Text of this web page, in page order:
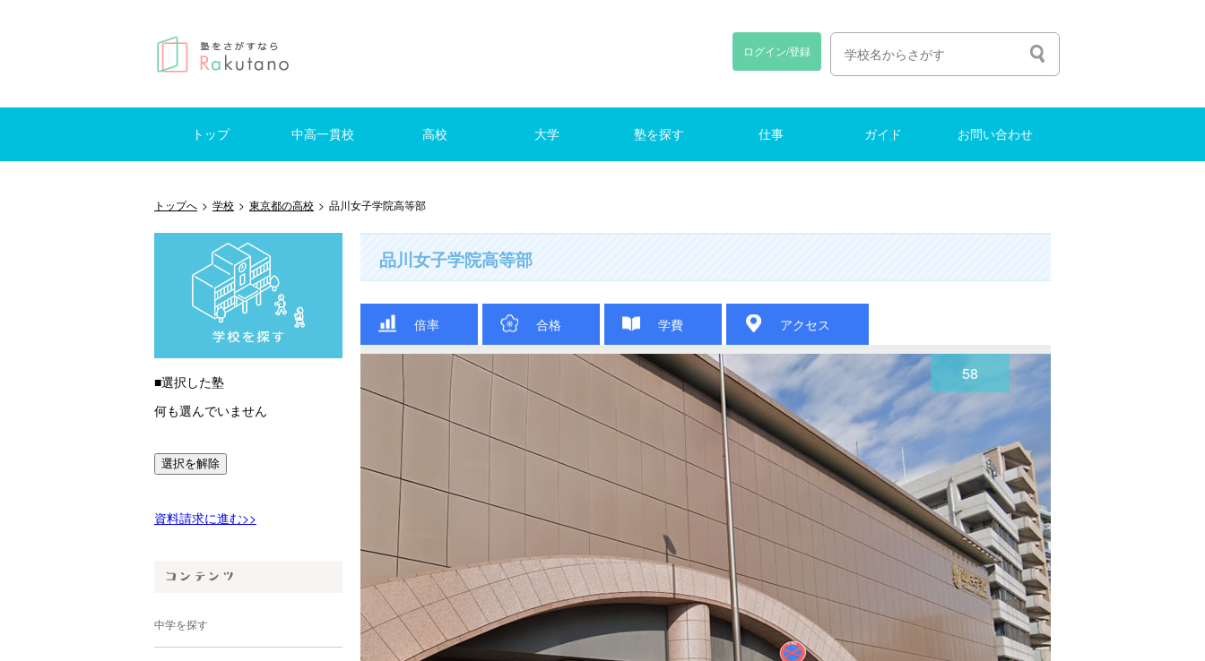
ログイン/登録
トップ 中高一貫校 高校 大学 塾を探す 仕事 ガイド お問い合わせ
トップへ > 学校 > 東京都の高校 > 品川女子学院高等部
■選択した塾
何も選んでいません
選択を解除
資料請求に進む>>
中学を探す
品川女子学院高等部
倍率 合格 学費 アクセス
58